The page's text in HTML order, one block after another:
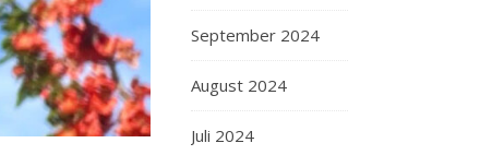
September 2024
August 2024
Juli 2024